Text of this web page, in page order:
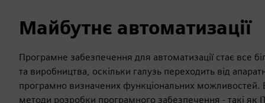
Майбутнє автоматизації
Програмне забезпечення для автоматизації стає все
та виробництва, оскільки галузь переходить від
програмно визначених функціональних можливостей.
методи розробки програмного забезпечення - такі як